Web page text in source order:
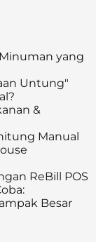
yang
Untung"
&
Manual
ReBill POS
Besar